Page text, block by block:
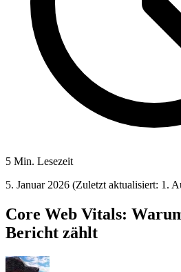
5 Min. Lesezeit
5. Januar 2026 (Zuletzt aktualisiert: 1.
Core Web Vitals:
Bericht zählt